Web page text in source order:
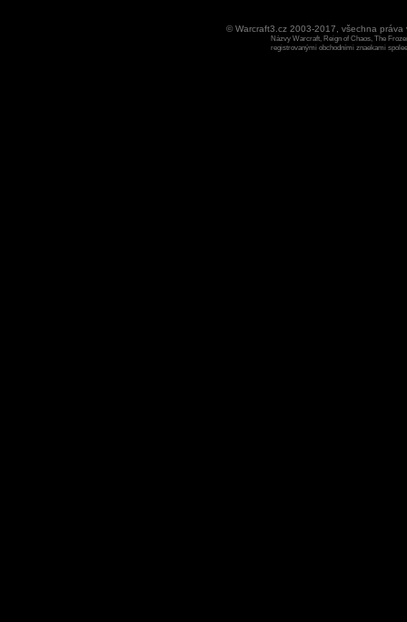
© Warcraft3.cz 2003-2017, všechna
Názvy Warcraft, Reign of Chaos, The
registrovanými obchodními znaekami